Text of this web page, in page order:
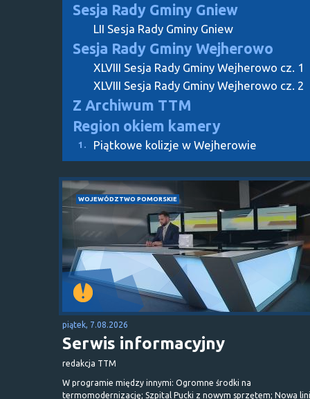
Sesja Rady Gminy Gniew
LII Sesja Rady Gminy Gniew
Sesja Rady Gminy Wejherowo
XLVIII Sesja Rady Gminy Wejherowo cz. 1
XLVIII Sesja Rady Gminy Wejherowo cz. 2
Z Archiwum TTM
Region okiem kamery
1. Piątkowe kolizje w Wejherowie
WOJEWÓDZTWO POMORSKIE
piątek, 7.08.2026
Serwis informacyjny
redakcja TTM
W programie między innymi: Ogromne środki na
termomodernizację; Szpital Pucki z nowym sprzętem; Nowa